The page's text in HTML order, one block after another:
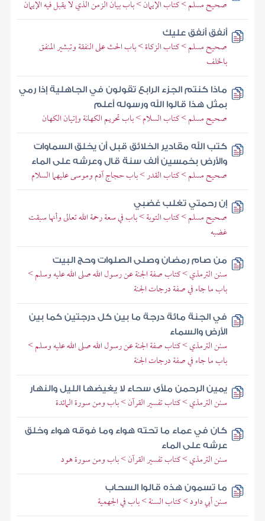
صحيح مسلم > كتاب الإيمان > باب بيان الزمن الذي لا يقبل فيه الإيمان
أنفق أنفق عليك
صحيح مسلم > كتاب الزكاة > باب الحث على النفقة وتبشير المنفق
بالخلف
ماذا كنتم الجزء الرابع تقولون في الجاهلية إذا رمي
بمثل هذا قالوا الله ورسوله أعلم
صحيح مسلم > كتاب السلام > باب تحريم الكهانة وإتيان الكهان
كتب الله مقادير الخلائق قبل أن يخلق السماوات
والأرض بخمسين ألف سنة قال وعرشه على الماء
صحيح مسلم > كتاب القدر > باب حجاج آدم وموسى عليهما السلام
إن رحمتي تغلب غضبي
صحيح مسلم > كتاب التوبة > باب في سعة رحمة الله تعالى وأنها سبقت
غضبه
من صام رمضان وصلى الصلوات وحج البيت
سنن الترمذي > كتاب صفة الجنة عن رسول الله صلى الله عليه وسلم >
باب ما جاء في صفة درجات الجنة
في الجنة مائة درجة ما بين كل درجتين كما بين
الأرض والسماء
سنن الترمذي > كتاب صفة الجنة عن رسول الله صلى الله عليه وسلم >
باب ما جاء في صفة درجات الجنة
يمين الرحمن ملأى سحاء لا يغيضها الليل والنهار
سنن الترمذي > كتاب تفسير القرآن > باب ومن سورة المائدة
كان في عماء ما تحته هواء وما فوقه هواء وخلق
عرشه على الماء
سنن الترمذي > كتاب تفسير القرآن > باب ومن سورة هود
ما تسمون هذه قالوا السحاب
سنن أبي داود > كتاب السنة > باب في الجهمية